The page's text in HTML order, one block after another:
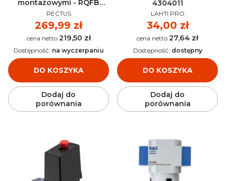
montażowymi - RQFB
OFR-3/8-MIDI 40 µm
PRODUCENT
RECTUS
Cena
269,99 zł
Cena 219,50 zł
DO KOSZYKA
Dostępność: na wyczerpaniu
Dodaj do
porównania
4304011
PRODUCENT
LAHTI PRO
Cena
34,00 zł
Cena 27,64 zł
DO KOSZYKA
Dostępność: dostępny
Dodaj do
porównania